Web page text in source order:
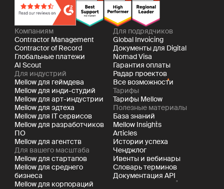
Компаниям
Contractor Management
Contractor of Record
Глобальные платежи
AI Scout
Для индустрий
Mellow для геймдева
Mellow для инди-студий
Mellow для арт-индустрии
Mellow для эдтеха
Mellow для IT сервисов
Mellow для разработчиков
ПО
Mellow для агентств
Для вашего масштаба
Mellow для стартапов
Mellow для среднего
бизнеса
Mellow для корпораций
Для подрядчиков
Global Invoicing
Документы для Digital
Nomad Visa
Гарантия оплаты
Радар проектов
Все возможности
Тарифы
Тарифы Mellow
Полезные материалы
База знаний
Mellow Insights
Articles
Истории успеха
Ченджлог
Ивенты и вебинары
Словарь терминов
Документация API